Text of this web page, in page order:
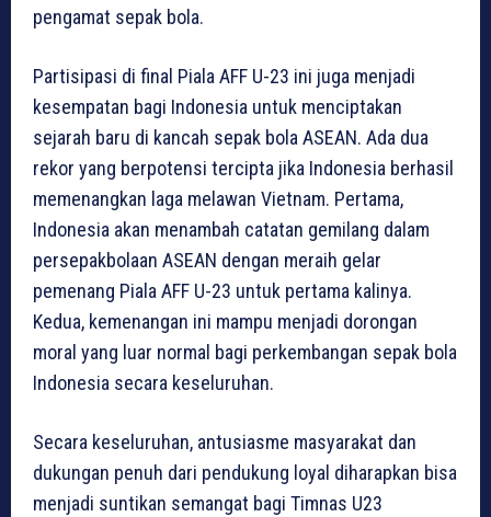
pengamat sepak bola.
Partisipasi di final Piala AFF U-23 ini juga menjadi
kesempatan bagi Indonesia untuk menciptakan
sejarah baru di kancah sepak bola ASEAN. Ada dua
rekor yang berpotensi tercipta jika Indonesia berhasil
memenangkan laga melawan Vietnam. Pertama,
Indonesia akan menambah catatan gemilang dalam
persepakbolaan ASEAN dengan meraih gelar
pemenang Piala AFF U-23 untuk pertama kalinya.
Kedua, kemenangan ini mampu menjadi dorongan
moral yang luar normal bagi perkembangan sepak bola
Indonesia secara keseluruhan.
Secara keseluruhan, antusiasme masyarakat dan
dukungan penuh dari pendukung loyal diharapkan bisa
menjadi suntikan semangat bagi Timnas U23